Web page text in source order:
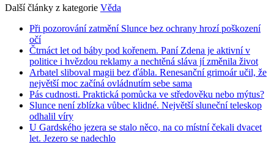
Další články z kategorie Věda
Při pozorování zatmění Slunce bez ochrany hrozí poškození
očí
Čtrnáct let od báby pod kořenem. Paní Zdena je aktivní v
politice i hvězdou reklamy a nechtěná sláva jí změnila život
Arbatel sliboval magii bez ďábla. Renesanční grimoár učil, že
největší moc začíná ovládnutím sebe sama
Pás cudnosti. Praktická pomůcka ve středověku nebo mýtus?
Slunce není zblízka vůbec klidné. Největší sluneční teleskop
odhalil víry
U Gardského jezera se stalo něco, na co místní čekali dvacet
let. Jezero se nadechlo